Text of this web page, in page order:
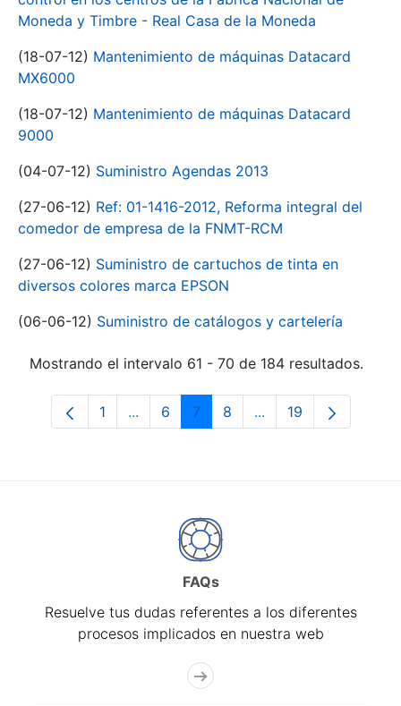
Moneda y Timbre - Real Casa de la Moneda
(18-07-12) Mantenimiento de máquinas Datacard
MX6000
(18-07-12) Mantenimiento de máquinas Datacard
9000
(04-07-12) Suministro Agendas 2013
(27-06-12) Ref: 01-1416-2012, Reforma integral del
comedor de empresa de la FNMT-RCM
(27-06-12) Suministro de cartuchos de tinta en
diversos colores marca EPSON
(06-06-12) Suministro de catálogos y cartelería
Mostrando el intervalo 61 - 70 de 184 resultados.
Página
1 ...Páginas intermedias Use TAB para
Página
6 Página
7 Página
8 ...Páginas intermedias
Página
19
FAQs
Resuelve tus dudas referentes a los diferentes
procesos implicados en nuestra web